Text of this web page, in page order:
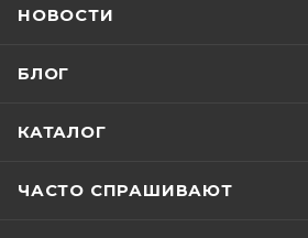
НОВОСТИ
БЛОГ
КАТАЛОГ
ЧАСТО СПРАШИВАЮТ